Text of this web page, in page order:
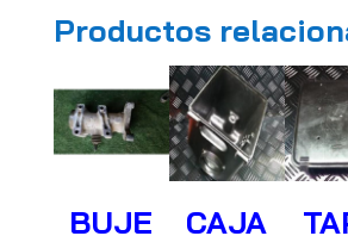
Productos
BUJE CAJA